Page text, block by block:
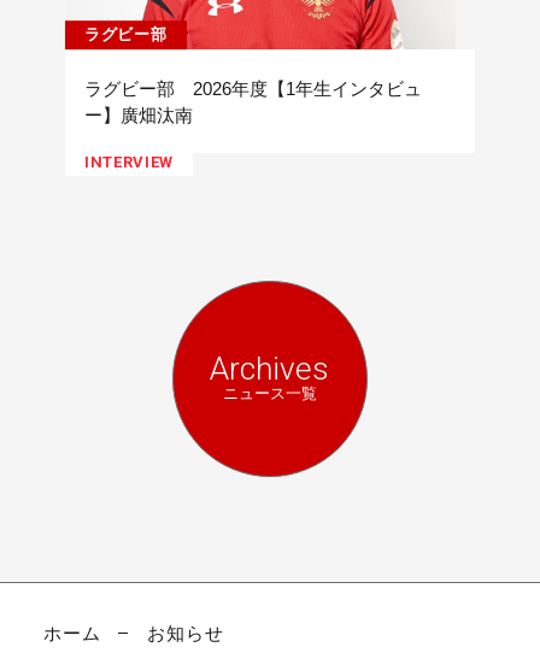
ラグビー部
ラグビー部 2026年度【1年生インタビュ
ー】廣畑汰南
INTERVIEW
Archives
ニュース一覧
ホーム お知らせ